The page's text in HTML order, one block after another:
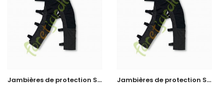
J
ambières de protection STIHL FUNCTION CHAPS 270° J
ambières de protection STIHL FUNCTION CHAPS 270°